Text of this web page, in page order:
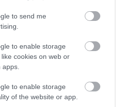
to send me
to enable storage
cookies on web or
to enable storage
of the website or app.
First Shadow
a tervek
SZÍNDARAB